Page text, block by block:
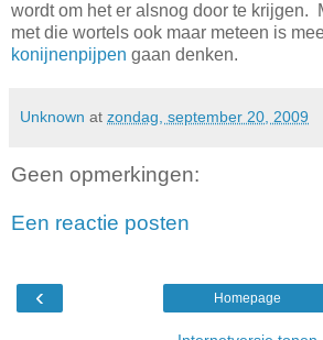
wordt om het er alsnog door te krijgen.
met die wortels ook maar meteen is
konijnenpijpen gaan denken.
Unknown at zondag, september 20, 2009
Geen opmerkingen:
Een reactie posten
‹ Homepage